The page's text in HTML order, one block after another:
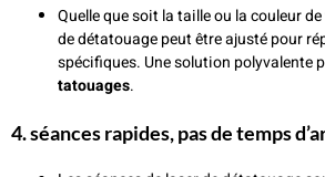
Quelle que soit la taille ou la couleur
de détatouage peut être ajusté pour
spécifiques. Une solution polyvalente
tatouages.
séances rapides, pas de temps